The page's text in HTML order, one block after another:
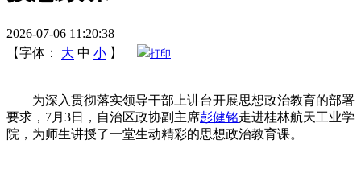
2026-07-06 11:20:38
【字体：
大 中 小 】 打印
为深入贯彻落实领导干部上讲台开展思想政治教育的部署
要求，7月3日，自治区政协副主席彭健铭走进桂林航天工业学
院，为师生讲授了一堂生动精彩的思想政治教育课。